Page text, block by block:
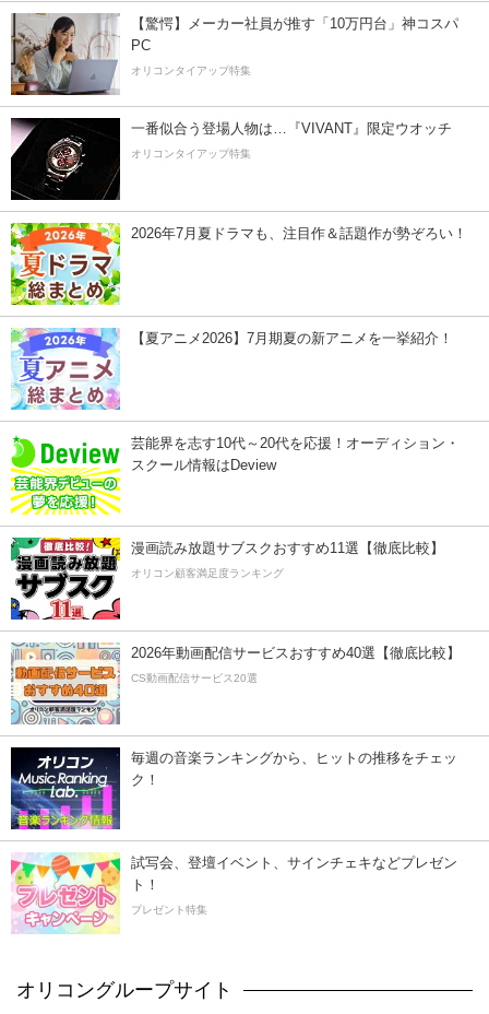
【驚愕】メーカー社員が推す「10万円台」神コスパ
PC
オリコンタイアップ特集
一番似合う登場人物は…『VIVANT』限定ウオッチ
オリコンタイアップ特集
2026年7月夏ドラマも、注目作＆話題作が勢ぞろい！
【夏アニメ2026】7月期夏の新アニメを一挙紹介！
芸能界を志す10代～20代を応援！オーディション・
スクール情報はDeview
漫画読み放題サブスクおすすめ11選【徹底比較】
オリコン顧客満足度ランキング
2026年動画配信サービスおすすめ40選【徹底比較】
CS動画配信サービス20選
毎週の音楽ランキングから、ヒットの推移をチェッ
ク！
試写会、登壇イベント、サインチェキなどプレゼン
ト！
プレゼント特集
オリコングループサイト